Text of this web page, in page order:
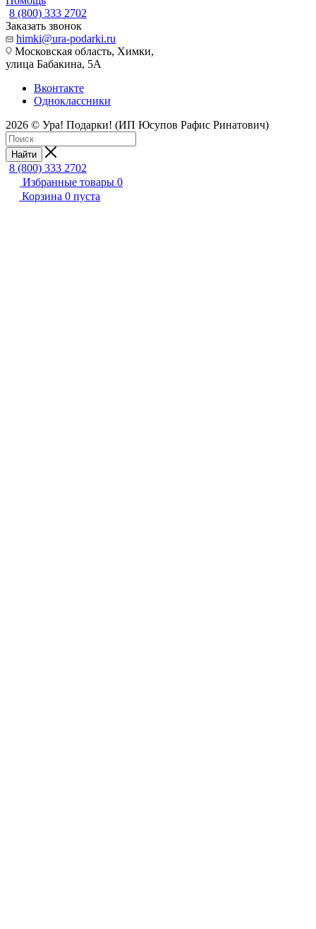
8 (800) 333 2702
Заказать звонок
himki@ura-podarki.ru
Московская область, Химки,
улица Бабакина, 5А
Вконтакте
Одноклассники
2026 © Ура! Подарки! (ИП Юсупов Рафис Ринатович)
Найти
8 (800) 333 2702
Избранные товары 0
Корзина 0 пуста